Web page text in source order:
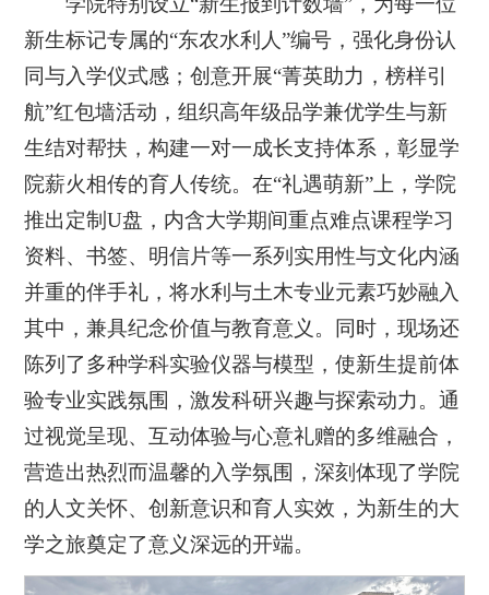
新生标记专属的“东农水利人”编号，强化身份认
同与入学仪式感；创意开展“菁英助力，榜样引
航”红包墙活动，组织高年级品学兼优学生与新
生结对帮扶，构建一对一成长支持体系，彰显学
院薪火相传的育人传统。在“礼遇萌新”上，学院
推出定制U盘，内含大学期间重点难点课程学习
资料、书签、明信片等一系列实用性与文化内涵
并重的伴手礼，将水利与土木专业元素巧妙融入
其中，兼具纪念价值与教育意义。同时，现场还
陈列了多种学科实验仪器与模型，使新生提前体
验专业实践氛围，激发科研兴趣与探索动力。通
过视觉呈现、互动体验与心意礼赠的多维融合，
营造出热烈而温馨的入学氛围，深刻体现了学院
的人文关怀、创新意识和育人实效，为新生的大
学之旅奠定了意义深远的开端。